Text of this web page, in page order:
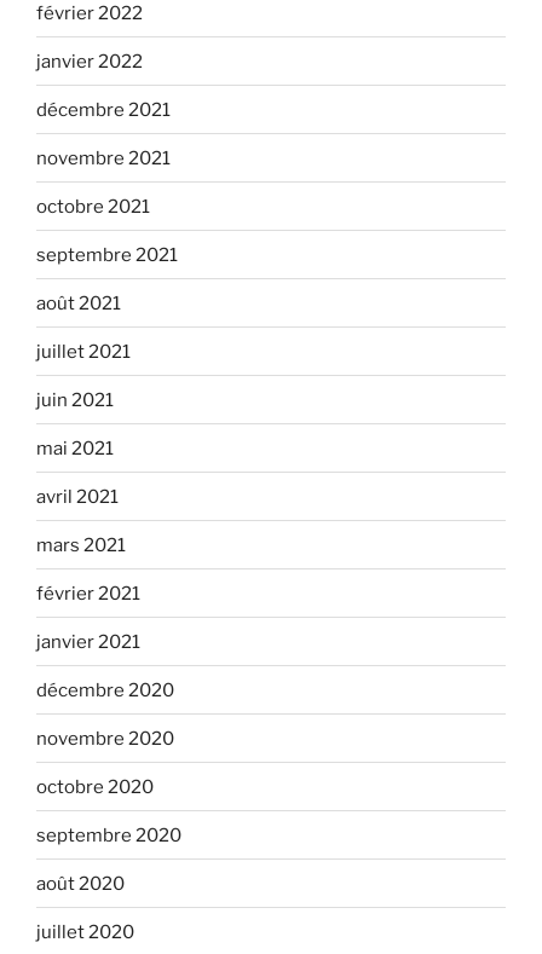
février 2022
janvier 2022
décembre 2021
novembre 2021
octobre 2021
septembre 2021
août 2021
juillet 2021
juin 2021
mai 2021
avril 2021
mars 2021
février 2021
janvier 2021
décembre 2020
novembre 2020
octobre 2020
septembre 2020
août 2020
juillet 2020